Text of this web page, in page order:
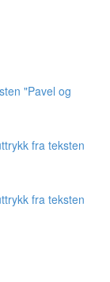
"Pavel og
fra teksten
fra teksten